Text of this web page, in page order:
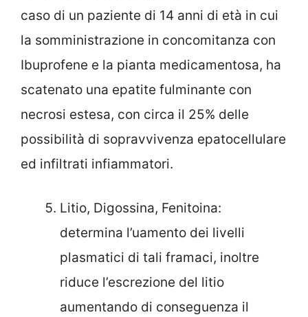
caso di un paziente di 14 anni di età in cui
la somministrazione in concomitanza con
Ibuprofene e la pianta medicamentosa, ha
scatenato una epatite fulminante con
necrosi estesa, con circa il 25% delle
possibilità di sopravvivenza epatocellulare
ed infiltrati infiammatori.
Litio, Digossina, Fenitoina:
determina l’uamento dei livelli
plasmatici di tali framaci, inoltre
riduce l’escrezione del litio
aumentando di conseguenza il